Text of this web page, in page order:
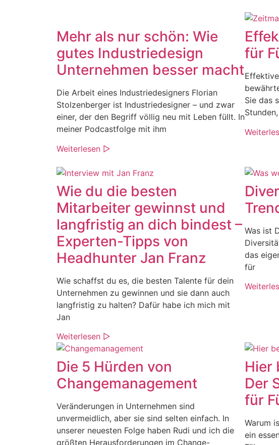
Mehr als nur schön: Wie
gutes Industriedesign
Unternehmen besser macht
Die Arbeit eines Industriedesigners Florian
Stolzenberger ist Industriedesigner – und zwar
einer, der den Begriff völlig neu mit Leben füllt. In
meiner Podcastfolge mit ihm
Weiterlesen ▷
für
Sie das
Wie du die besten
Mitarbeiter gewinnst und
langfristig an dich bindest –
Experten-Tipps von
Headhunter Jan Franz
Wie schaffst du es, die besten Talente für dein
Unternehmen zu gewinnen und sie dann auch
langfristig zu halten? Dafür habe ich mich mit
Jan
Weiterlesen ▷
Was ist
das
für
Die 5 Hürden von
Changemanagement
Veränderungen in Unternehmen sind
unvermeidlich, aber sie sind selten einfach. In
unserer neuesten Folge haben Rudi und ich die
größten Herausforderungen im Change-
Hier
Der
für
Warum
ein